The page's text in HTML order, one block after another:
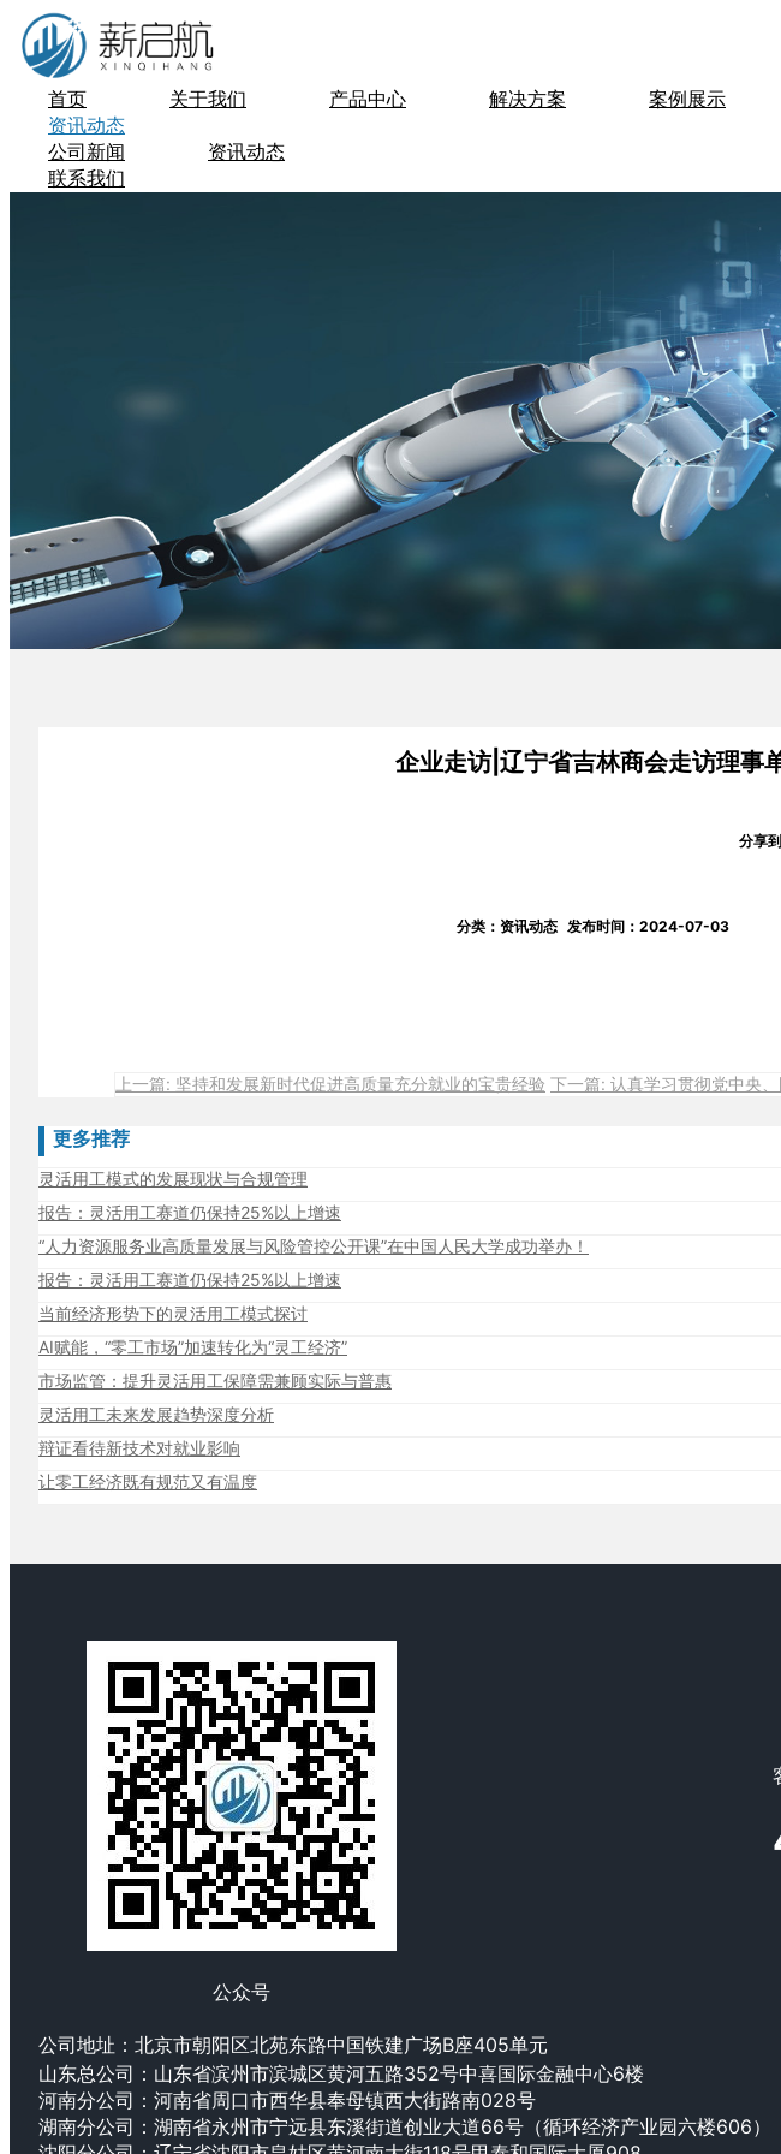
首页 关于我们 产品中心 解决方案
案例展示
资讯动态
公司新闻
资讯动态
联系我们
企业走访|辽宁省吉林商会走访理
分类：资讯动态 发布时间：2024-07-03
分享
上一篇: 坚持和发展新时代促进高质量充分就业的宝贵经验 下一篇: 认真学习贯彻党中央
更多推荐
灵活用工模式的发展现状与合规管理
报告：灵活用工赛道仍保持25%以上增速
“人力资源服务业高质量发展与风险管控公开课”在中国人民大学成功举办！
报告：灵活用工赛道仍保持25%以上增速
当前经济形势下的灵活用工模式探讨
AI赋能，“零工市场”加速转化为“灵工经济”
市场监管：提升灵活用工保障需兼顾实际与普惠
灵活用工未来发展趋势深度分析
辩证看待新技术对就业影响
让零工经济既有规范又有温度
公众号
公司地址： 北京市朝阳区北苑东路中国铁建广场B座405单元
山东总公司：山东省滨州市滨城区黄河五路352号中喜国际金融中心6楼
河南分公司： 河南省周口市西华县奉母镇西大街路南028号
湖南分公司：湖南省永州市宁远县东溪街道创业大道66号（循环经济产业园六楼606）